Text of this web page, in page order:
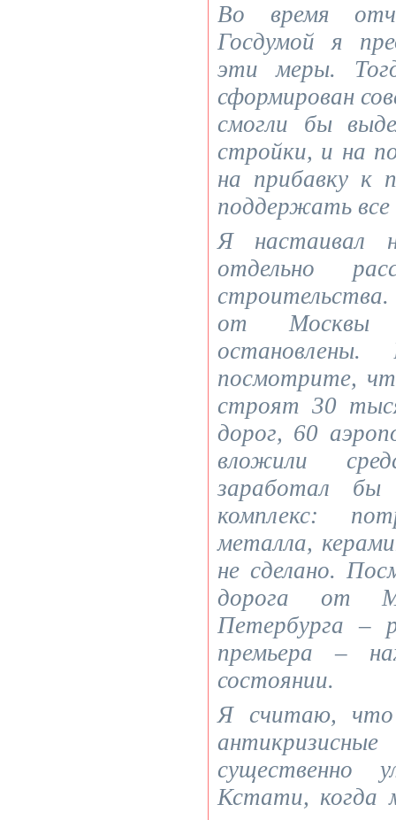
Во время
Госдумой я
эти меры.
сформирован
смогли бы
стройки, и на
на прибавку к
поддержать все
Я
отдельно
от Москвы
посмотрите,
строят 30
дорог, 60
вложили
заработал бы
комплекс:
металла,
не сделано.
дорога от
Петербурга –
премьера –
состоянии.
Я считаю, что
существенно
Кстати, когда